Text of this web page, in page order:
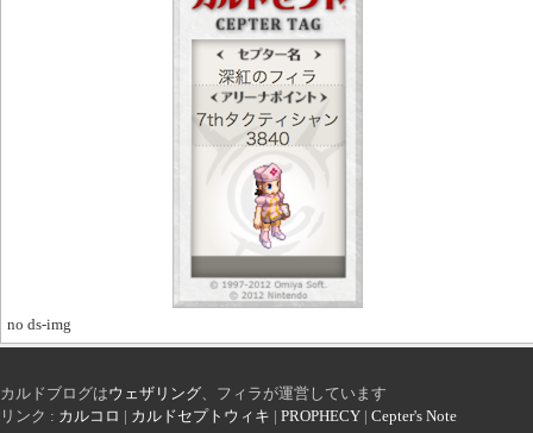
no ds-img
カルドブログはウェザリング 、フィラが運営しています
リンク : カルコロ | カルドセプトウィキ | PROPHECY | Cepter's Note